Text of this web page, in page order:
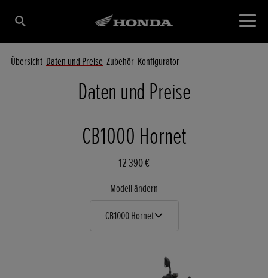
Übersicht Daten und Preise Zubehör Konfigurator
Daten und Preise
CB1000 Hornet
12 390 €
Modell ändern
CB1000 Hornet